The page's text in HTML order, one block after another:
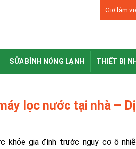
Giờ làm
SỬA BÌNH NÓNG LẠNH THIẾT BỊ
lọc nước tại nhà –
khỏe gia đình trước nguy cơ ô